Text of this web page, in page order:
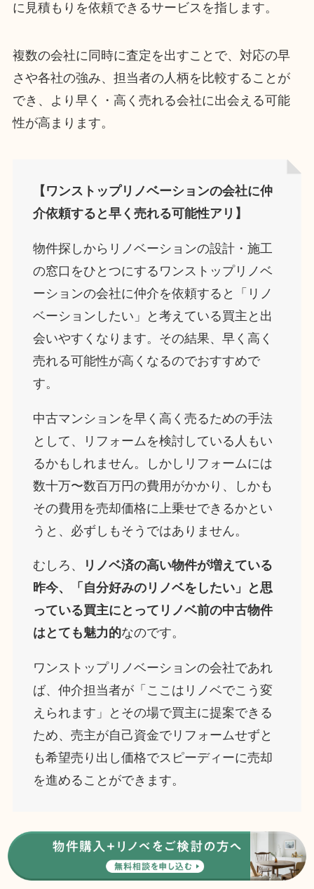
に見積もりを依頼できるサービスを指します。
複数の会社に同時に査定を出すことで、対応の早
さや各社の強み、担当者の人柄を比較することが
でき、より早く・高く売れる会社に出会える可能
性が高まります。
【ワンストップリノベーションの会社に仲
介依頼すると早く売れる可能性アリ】
物件探しからリノベーションの設計・施工
の窓口をひとつにするワンストップリノベ
ーションの会社に仲介を依頼すると「リノ
ベーションしたい」と考えている買主と出
会いやすくなります。その結果、早く高く
売れる可能性が高くなるのでおすすめで
す。
中古マンションを早く高く売るための手法
として、リフォームを検討している人もい
るかもしれません。しかしリフォームには
数十万〜数百万円の費用がかかり、しかも
その費用を売却価格に上乗せできるかとい
うと、必ずしもそうではありません。
むしろ、
リノベ済の高い物件が増えている
昨今、「自分好みのリノベをしたい」と思
っている買主にとってリノベ前の中古物件
はとても魅力的なのです。
ワンストップリノベーションの会社であれ
ば、仲介担当者が「ここはリノベでこう変
えられます」とその場で買主に提案できる
ため、売主が自己資金でリフォームせずと
も希望売り出し価格でスピーディーに売却
を進めることができます。
2-2-1.一括査定サービス一覧